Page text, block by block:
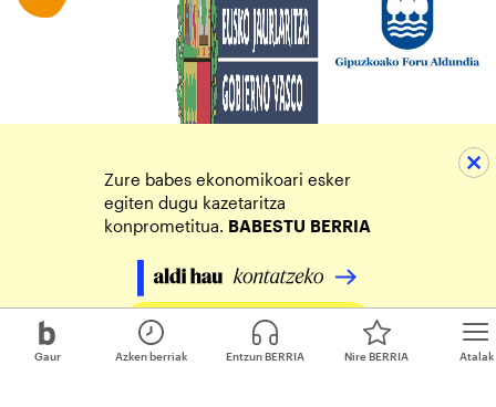
Gaur Atalak
Azken berriak Entzun BERRIA Nire BERRIA
Zure babes ekonomikoari esker
egiten dugu kazetaritza
konprometitua. BABESTU BERRIA
Egin zure ekarpena